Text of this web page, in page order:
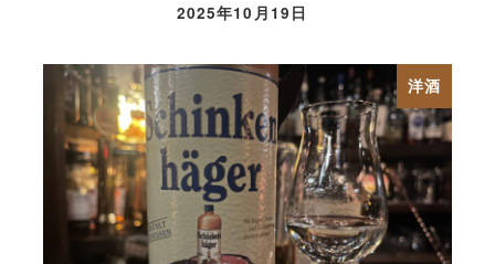
2025年10月19日
洋酒